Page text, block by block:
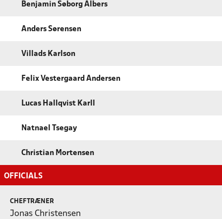
Benjamin Søborg Albers
Anders Sørensen
Villads Karlson
Felix Vestergaard Andersen
Lucas Hallqvist Karll
Natnael Tsegay
Christian Mortensen
OFFICIALS
CHEFTRÆNER
Jonas Christensen